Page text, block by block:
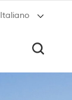
Italiano